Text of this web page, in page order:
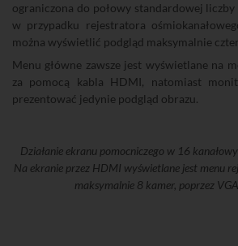
ograniczona do połowy standardowej liczby
w przypadku rejestratora
można wyświetlić podgląd maksymalnie
Menu główne zawsze jest wyświetlane na
za pomocą kabla HDMI, natomiast
prezentować jedynie podgląd obrazu.
Działanie ekranu pomocniczego w 16
Na ekranie przez HDMI wyświetlane jest menu
maksymalnie 8 kamer, poprzez